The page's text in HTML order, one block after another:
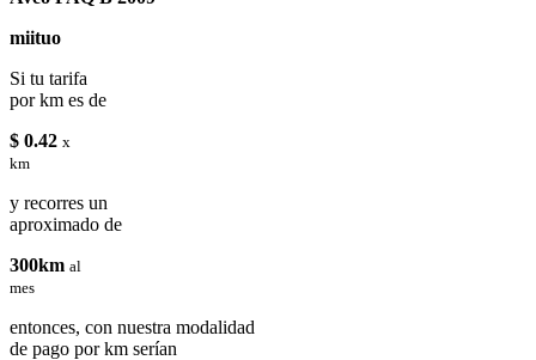
miituo
Si tu tarifa
por km es de
$ 0.42 x
km
y recorres un
aproximado de
300km al
mes
entonces, con nuestra modalidad
de pago por km serían